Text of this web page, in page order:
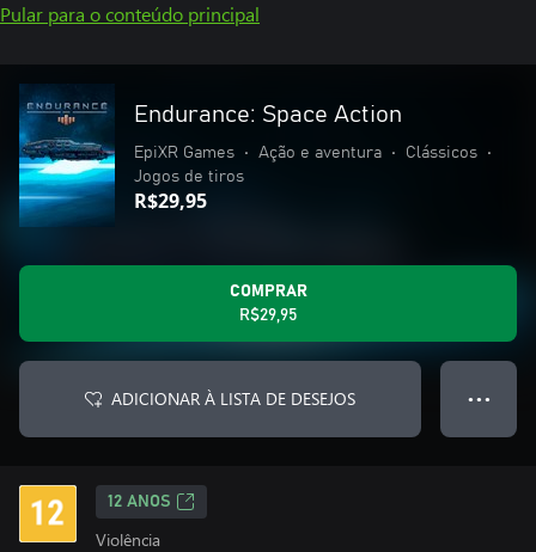
Pular para o conteúdo principal
Endurance: Space Action
EpiXR Games • Ação e aventura • Clássicos
•
Jogos de tiros
R$29,95
COMPRAR
R$29,95
ADICIONAR À LISTA DE DESEJOS ● ● ●
12 ANOS
Violência